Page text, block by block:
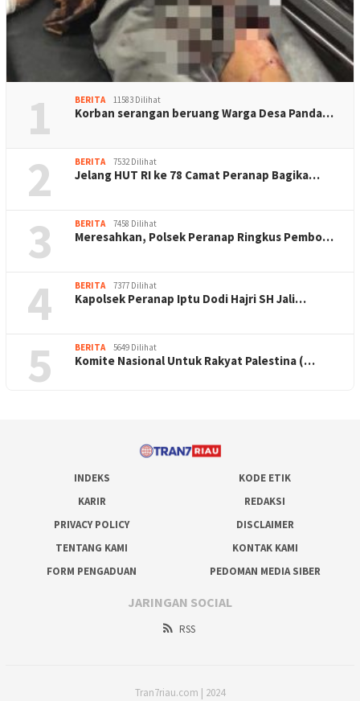
1 BERITA 11583 Dilihat
Korban serangan beruang Warga Desa Panda…
2 BERITA 7532 Dilihat
Jelang HUT RI ke 78 Camat Peranap Bagika…
3 BERITA 7458 Dilihat
Meresahkan, Polsek Peranap Ringkus Pembo…
4 BERITA 7377 Dilihat
Kapolsek Peranap Iptu Dodi Hajri SH Jali…
5 BERITA 5649 Dilihat
Komite Nasional Untuk Rakyat Palestina (…
INDEKS
KODE ETIK
KARIR
REDAKSI
PRIVACY POLICY
DISCLAIMER
TENTANG KAMI
KONTAK KAMI
FORM PENGADUAN
PEDOMAN MEDIA SIBER
JARINGAN SOCIAL
RSS
Tran7riau.com | 2024